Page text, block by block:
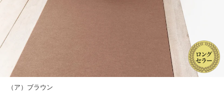
（ア）ブラウン